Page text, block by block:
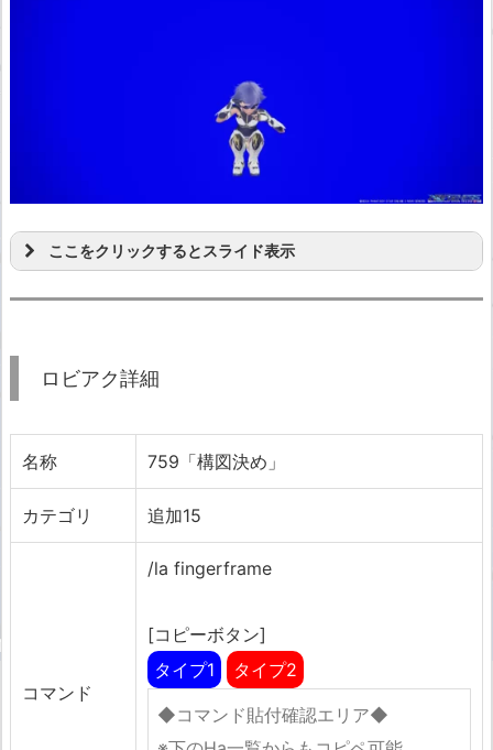
ここをクリックするとスライド表示
ロビアク詳細
名称 759「構図決め」
カテゴリ 追加15
コマンド
/la fingerframe
[コピーボタン]
タイプ1
タイプ2